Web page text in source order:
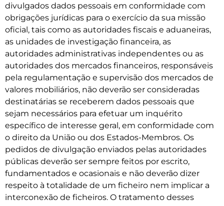
divulgados dados pessoais em conformidade com
obrigações jurídicas para o exercício da sua missão
oficial, tais como as autoridades fiscais e aduaneiras,
as unidades de investigação financeira, as
autoridades administrativas independentes ou as
autoridades dos mercados financeiros, responsáveis
pela regulamentação e supervisão dos mercados de
valores mobiliários, não deverão ser consideradas
destinatárias se receberem dados pessoais que
sejam necessários para efetuar um inquérito
específico de interesse geral, em conformidade com
o direito da União ou dos Estados-Membros. Os
pedidos de divulgação enviados pelas autoridades
públicas deverão ser sempre feitos por escrito,
fundamentados e ocasionais e não deverão dizer
respeito à totalidade de um ficheiro nem implicar a
interconexão de ficheiros. O tratamento desses